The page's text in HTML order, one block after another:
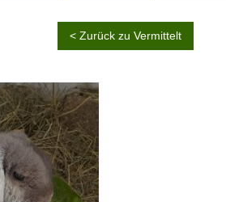
< Zurück zu Vermittelt